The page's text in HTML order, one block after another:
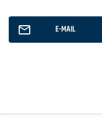
E-MAIL